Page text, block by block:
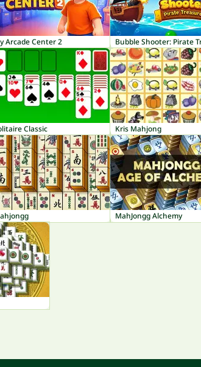
Arcade Center 2
Classic Kris Mahjong
MahJongg Alchemy